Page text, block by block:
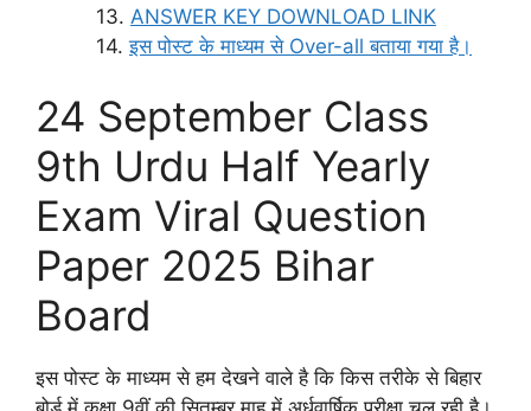
ANSWER KEY DOWNLOAD LINK
इस पोस्ट के माध्यम से Over-all बताया गया है।
24 September Class
9th Urdu Half Yearly
Exam Viral Question
Paper 2025 Bihar
Board
इस पोस्ट के माध्यम से हम देखने वाले है कि किस तरीके से बिहार